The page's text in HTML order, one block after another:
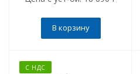
В корзину
С НДС